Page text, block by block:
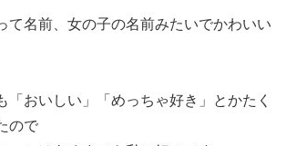
て名前、女の子の名前みたいでかわいい
「おいしい」「めっちゃ好き」とかたく
ので